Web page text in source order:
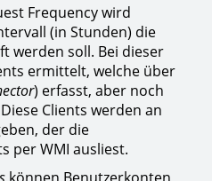
Frequency wird
(in Stunden) die
werden soll. Bei dieser
ermittelt, welche über
) erfasst, aber noch
Clients werden an
der die
per WMI ausliest.
können Benutzerkonten